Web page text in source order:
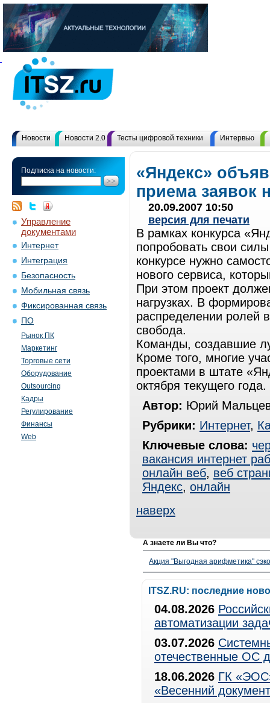
Новости Новости 2.0 Тесты цифровой техники Интервью
Подписка на новости:
Управление
документами
Интернет
Интеграция
Безопасность
Мобильная связь
Фиксированная связь
ПО
Рынок ПК
Маркетинг
Торговые сети
Оборудование
Outsourcing
Кадры
Регулирование
Финансы
Web
«Яндекс»
приема заявок
20.09.2007 10:50
версия для печати
В рамках конкурса
попробовать свои
конкурсе нужно
нового сервиса,
При этом проект
нагрузках. В
распределении ролей
свобода.
Команды, создавшие
Кроме того, многие
проектами в штате
октября текущего года.
Автор: Юрий
Рубрики: Интернет,
Ключевые слова:
вакансия интернет
онлайн веб, веб
Яндекс, онлайн
наверх
А знаете ли Вы что?
Акция "Выгодная арифметика"
ITSZ.RU: последние
04.08.2026
автоматизации
03.07.2026
отечественные ОС
18.06.2026 ГК
«Весенний